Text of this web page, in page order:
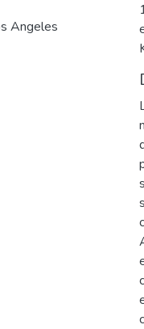
Angeles